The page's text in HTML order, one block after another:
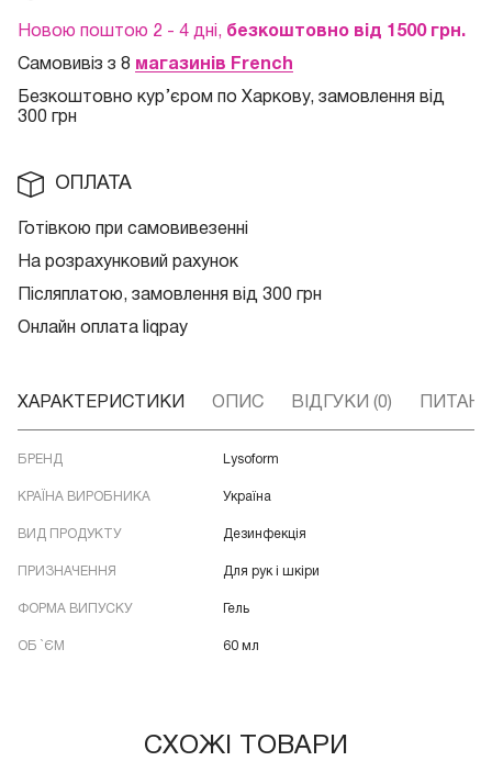
Новою поштою 2 - 4 дні, безкоштовно від 1500 грн.
Самовивіз з 8 магазинів French
Безкоштовно кур’єром по Харкову, замовлення від
300 грн
ОПЛАТА
Готівкою при самовивезенні
На розрахунковий рахунок
Післяплатою, замовлення від 300 грн
Онлайн оплата liqpay
ХАРАКТЕРИСТИКИ ОПИС ВІДГУКИ (0)
БРЕНД Lysoform
КРАЇНА ВИРОБНИКА Україна
ВИД ПРОДУКТУ Дезинфекція
ПРИЗНАЧЕННЯ Для рук і шкіри
ФОРМА ВИПУСКУ Гель
ОБ `ЄМ 60 мл
СХОЖІ ТОВАРИ